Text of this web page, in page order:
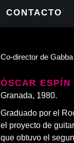
CONTACTO
Co-director de
ÓSCAR ESPÍN
Granada, 1980.
Graduado por el
el proyecto de
que obtuvo el